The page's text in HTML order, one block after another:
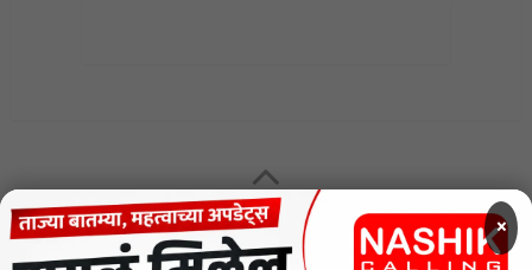
MENU ×